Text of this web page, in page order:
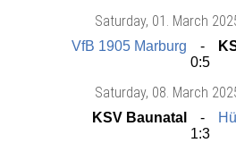
Saturday, 01. March
VfB 1905 Marburg
0:5
Saturday, 08. March
KSV Baunatal
1:3